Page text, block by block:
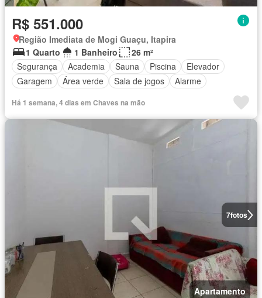
R$ 551.000
Região Imediata de Mogi Guaçu, Itapira
1 Quarto
1 Banheiro
26 m²
Segurança
Academia Sauna Piscina
Elevador
Garagem
Área verde Sala de jogos Alarme
Há 1 semana, 4 dias em Chaves na mão
7fotos
Apartamento